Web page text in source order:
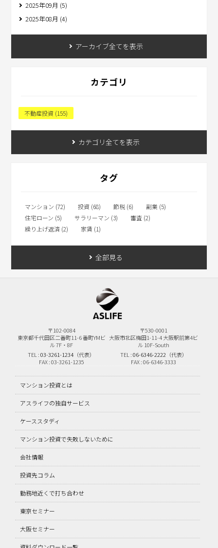
2025年09月 (5)
2025年08月 (4)
アーカイブ全てを表示
カテゴリ
不動産投資 (155)
カテゴリ全てを表示
タグ
マンション (72) 投資 (68) 節税 (6)
副業 (5)
住宅ローン (5)
サラリーマン (3)
審査 (2)
繰り上げ返済 (2)
家賃 (1)
全部見る
〒102-0084
東京都千代田区二番町11-6番町YMビ
ル 7F・8F
TEL :03-3261-1234 （代表）
FAX : 03-3261-1235
〒530-0001
大阪市北区梅田1-11-4大阪駅前第4ビ
ル 10F-South
TEL :06-6346-2222 （代表）
FAX : 06-6346-3333
マンション投資とは
アスライフの独自サービス
ケーススタディ
マンション投資で失敗しないために
会社情報
投資先コラム
勤務地近くで打ち合わせ
東京セミナー
大阪セミナー